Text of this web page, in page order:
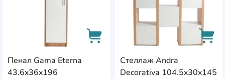
Пенал Gama Eterna
43.6x36x196
AddCardToCart
Стеллаж Andra
Decorativa 104.5x30x145